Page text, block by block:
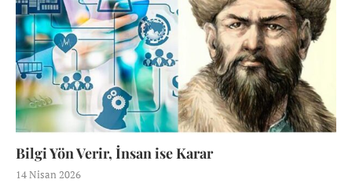
Bilgi Yön Verir, İnsan ise Karar
14 Nisan 2026